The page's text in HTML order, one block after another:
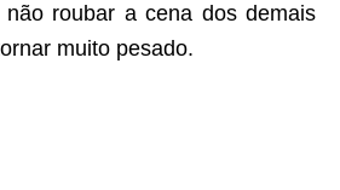
roubar a cena dos demais
muito pesado.